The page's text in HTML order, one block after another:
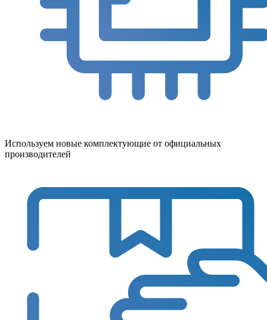
Используем новые комплектующие от официальных
производителей